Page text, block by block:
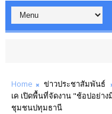
Home ข่าวประชาสัมพันธ์
เค เปิดพื้นที่จัดงาน "ช้อปอย่า
ชุมชนปทุมธานี